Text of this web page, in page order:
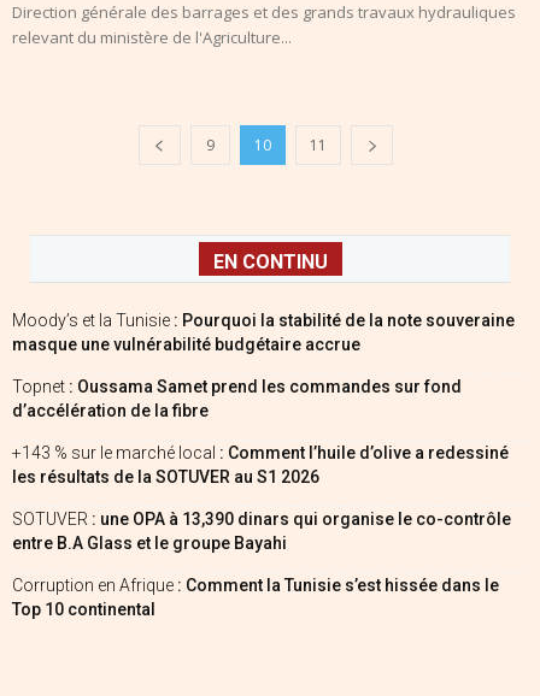
Direction générale des barrages et des grands travaux hydrauliques
relevant du ministère de l'Agriculture...
9 10 11
EN CONTINU
Moody’s et la Tunisie : Pourquoi la stabilité de la note souveraine
masque une vulnérabilité budgétaire accrue
Topnet : Oussama Samet prend les commandes sur fond
d’accélération de la fibre
+143 % sur le marché local : Comment l’huile d’olive a redessiné
les résultats de la SOTUVER au S1 2026
SOTUVER : une OPA à 13,390 dinars qui organise le co-contrôle
entre B.A Glass et le groupe Bayahi
Corruption en Afrique : Comment la Tunisie s’est hissée dans le
Top 10 continental